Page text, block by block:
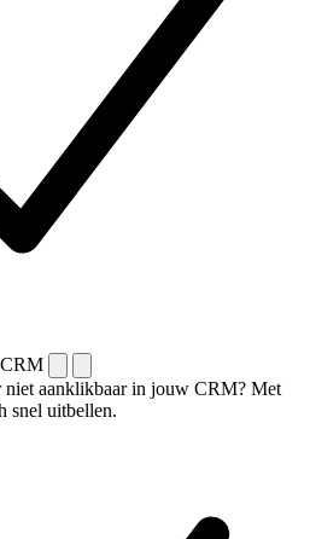
niet aanklikbaar in jouw CRM? Met
snel uitbellen.